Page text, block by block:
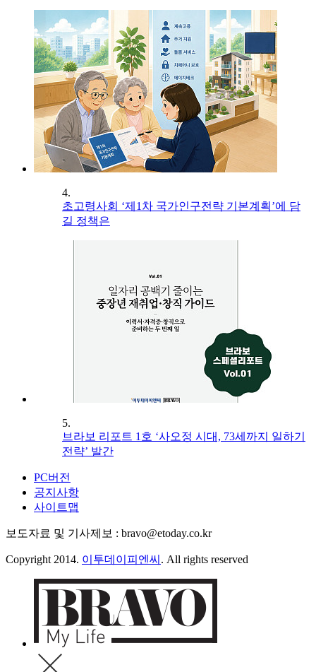
4.
초고령사회 ‘제1차 국가인구전략 기본계획’에 담
길 정책은
5.
브라보 리포트 1호 ‘사오정 시대, 73세까지 일하기
전략’ 발간
PC버전
공지사항
사이트맵
보도자료 및 기사제보 : bravo@etoday.co.kr
Copyright 2014. 이투데이피엔씨 . All rights reserved